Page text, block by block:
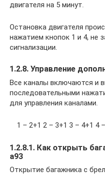
двигателя на 5 минут.
Остановка двигателя
нажатием кнопок 1 и 4, не
сигнализации.
1.2.8. Управление
Все каналы включаются и
последовательными
для управления каналами.
1 – 2+1 2 – 3+1 3 – 4+1 4
1.2.8.1. Как открыть
a93
Открытие багажника с